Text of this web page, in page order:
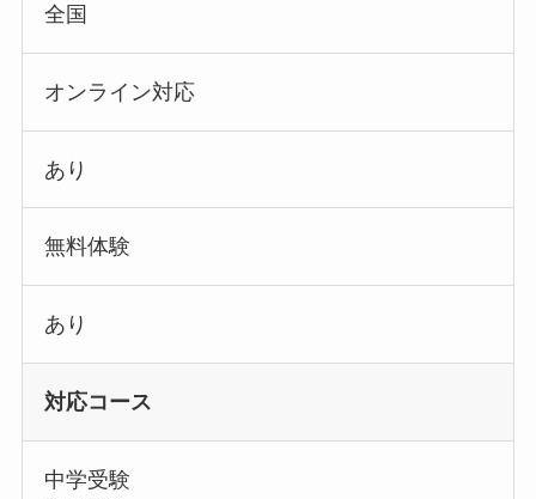
全国
オンライン対応
あり
無料体験
あり
対応コース
中学受験